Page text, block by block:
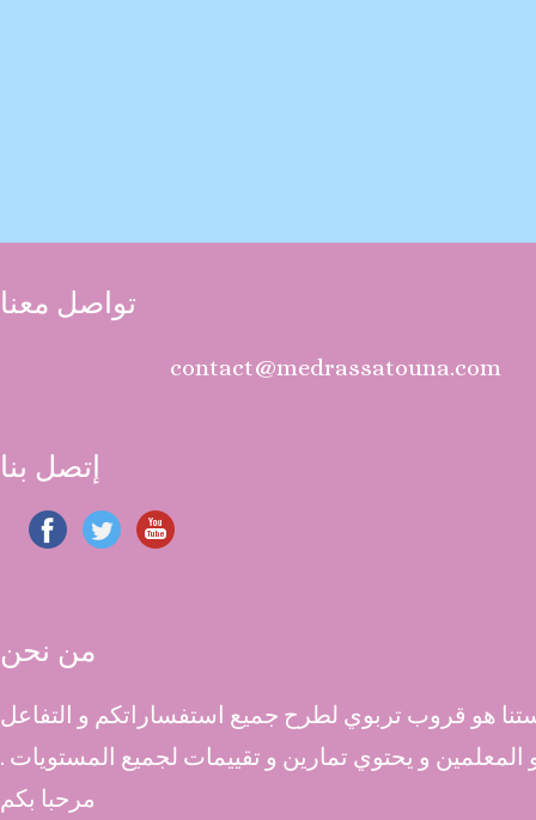
تواصل معنا
contact@medrassatouna.com
إتصل بنا
من نحن
هو قروب تربوي لطرح جميع استفساراتكم و التفاعل
و المعلمين و يحتوي تمارين و تقييمات لجميع المستويات .
مرحبا بكم